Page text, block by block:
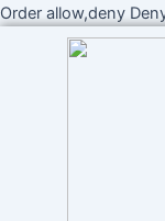
Order allow,deny